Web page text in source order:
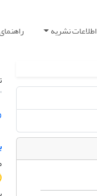
اطلاعات نشریه